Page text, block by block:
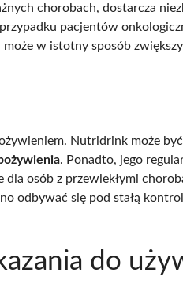
chorobach, dostarcza
pacjentów
może w istotny sposób
Nutridrink może
. Ponadto, jego
dla osób z przewlekłymi
odbywać się pod stałą
do